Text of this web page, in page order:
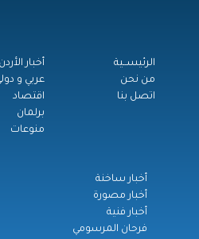
الرئيســية
من نحن
اتصل بنا
أخبار الأردن
عربي و
اقتصاد
برلمان
منوعات
أخبار ساخنة
أخبار مصورة
أخبار فنية
فرحان المرسومي